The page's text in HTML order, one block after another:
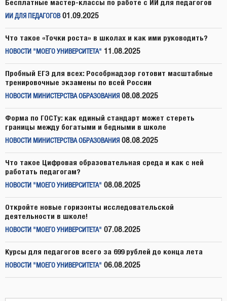
Бесплатные мастер-классы по работе с ИИ для педагогов
ИИ ДЛЯ ПЕДАГОГОВ 01.09.2025
Что такое «Точки роста» в школах и как ими руководить?
НОВОСТИ "МОЕГО УНИВЕРСИТЕТА" 11.08.2025
Пробный ЕГЭ для всех: Рособрнадзор готовит масштабные
тренировочные экзамены по всей России
НОВОСТИ МИНИСТЕРСТВА ОБРАЗОВАНИЯ 08.08.2025
Форма по ГОСТу: как единый стандарт может стереть
границы между богатыми и бедными в школе
НОВОСТИ МИНИСТЕРСТВА ОБРАЗОВАНИЯ 08.08.2025
Что такое Цифровая образовательная среда и как с ней
работать педагогам?
НОВОСТИ "МОЕГО УНИВЕРСИТЕТА" 08.08.2025
Откройте новые горизонты исследовательской
деятельности в школе!
НОВОСТИ "МОЕГО УНИВЕРСИТЕТА" 07.08.2025
Курсы для педагогов всего за 699 рублей до конца лета
НОВОСТИ "МОЕГО УНИВЕРСИТЕТА" 06.08.2025